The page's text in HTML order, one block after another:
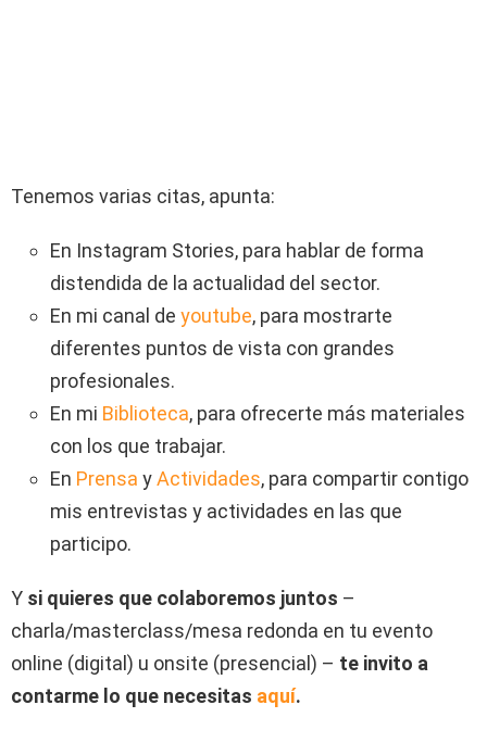
Tenemos varias citas, apunta:
En Instagram Stories, para hablar de forma
distendida de la actualidad del sector.
En mi canal de youtube, para mostrarte
diferentes puntos de vista con grandes
profesionales.
En mi Biblioteca, para ofrecerte más materiales
con los que trabajar.
En Prensa yActividades, para compartir contigo
mis entrevistas y actividades en las que
participo.
Y si quieres que colaboremos juntos –
charla/masterclass/mesa redonda en tu evento
online (digital) u onsite (presencial) – te invito a
contarme lo que necesitas aquí.